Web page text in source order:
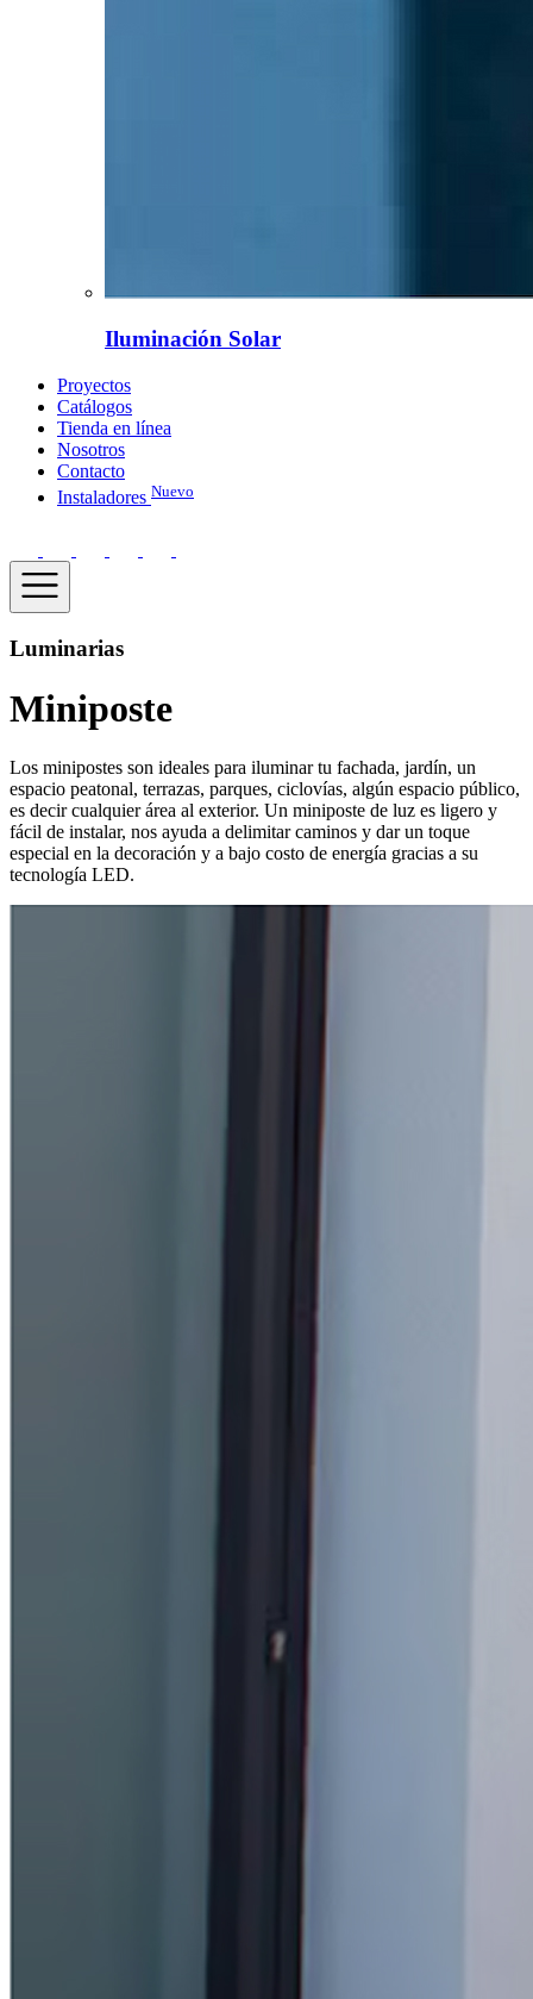
Iluminación Solar
Proyectos
Catálogos
Tienda en línea
Nosotros
Contacto
Instaladores Nuevo
Luminarias
Miniposte
Los minipostes son ideales para iluminar tu fachada, jardín, un
espacio peatonal, terrazas, parques, ciclovías, algún espacio público,
es decir cualquier área al exterior. Un miniposte de luz es ligero y
fácil de instalar, nos ayuda a delimitar caminos y dar un toque
especial en la decoración y a bajo costo de energía gracias a su
tecnología LED.